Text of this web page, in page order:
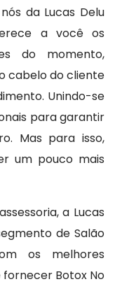
da Lucas Delu
a você os
do momento,
cabelo do cliente
Unindo-se
para garantir
Mas para isso,
um pouco mais
a Lucas
de Salão
os melhores
Botox No